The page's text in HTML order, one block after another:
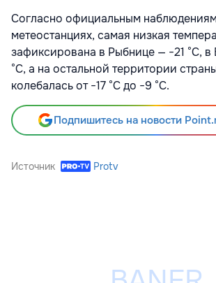
Согласно официальным
метеостанциях, самая низкая
зафиксирована в Рыбнице — −21 °С, в
°С, а на остальной территории
колебалась от −17 °С до −9 °С.
Подпишитесь на новости
Источник Protv